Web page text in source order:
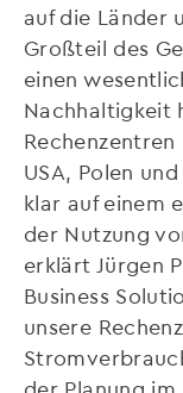
auf die Länder
Großteil des
einen
Nachhaltigkeit
USA, Polen
klar auf einem
der Nutzung
erklärt Jürgen
Business
unsere